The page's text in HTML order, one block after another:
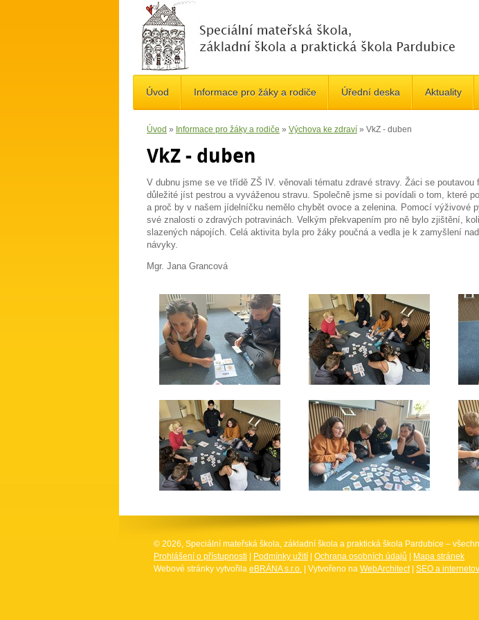
Úvod Informace pro žáky a rodiče Úřední deska Aktuality
Úvod » Informace pro žáky a rodiče » Výchova ke zdraví » VkZ - duben
VkZ - duben
V dubnu jsme se ve třídě ZŠ IV. věnovali tématu zdravé stravy. Žáci se poutavou
důležité jíst pestrou a vyváženou stravu. Společně jsme si povídali o tom, které
a proč by v našem jídelníčku nemělo chybět ovoce a zelenina. Pomocí výživové
své znalosti o zdravých potravinách. Velkým překvapením pro ně bylo zjištění,
slazených nápojích. Celá aktivita byla pro žáky poučná a vedla je k zamyšlení
návyky.
Mgr. Jana Grancová
© 2026, Speciální mateřská škola, základní škola a praktická škola Pardubice –
Prohlášení o přístupnosti
Podmínky užití Ochrana osobních údajů
Mapa stránek
Webové stránky vytvořila eBRÁNA s.r.o. | Vytvořeno na WebArchitect| SEO a